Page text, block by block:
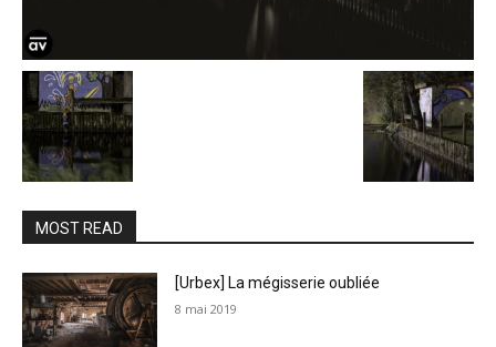
MOST READ
[Urbex] La mégisserie oubliée
8 mai 2019